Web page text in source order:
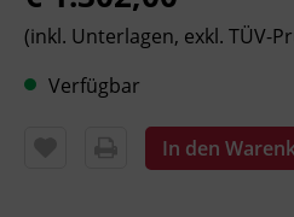
Überwachung
durchführen.
sich auf die
ohne
(inkl. Unterlagen, exkl. TÜV-
Verfügbar
In den